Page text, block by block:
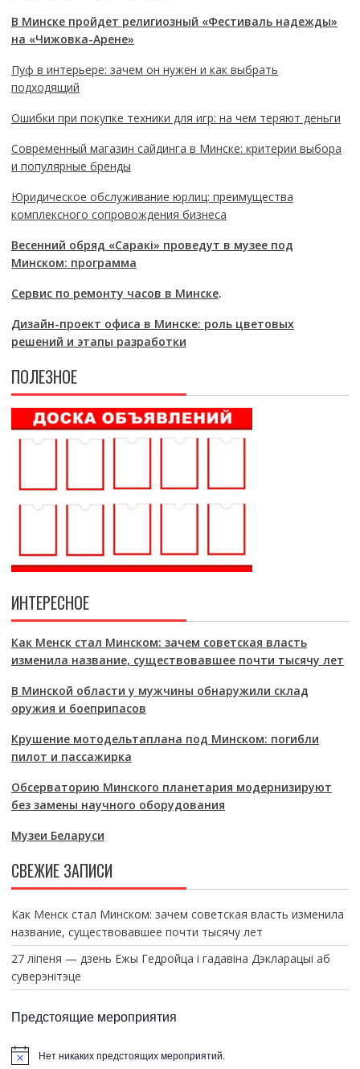
В Минске пройдет религиозный «Фестиваль надежды»
на «Чижовка-Арене»
Пуф в интерьере: зачем он нужен и как выбрать
подходящий
Ошибки при покупке техники для игр: на чем теряют деньги
Современный магазин сайдинга в Минске: критерии выбора
и популярные бренды
Юридическое обслуживание юрлиц: преимущества
комплексного сопровождения бизнеса
Весенний обряд «Саракі» проведут в музее под
Минском: программа
Сервис по ремонту часов в Минске.
Дизайн-проект офиса в Минске: роль цветовых
решений и этапы разработки
ПОЛЕЗНОЕ
ИНТЕРЕСНОЕ
Как Менск стал Минском: зачем советская власть
изменила название, существовавшее почти тысячу лет
В Минской области у мужчины обнаружили склад
оружия и боеприпасов
Крушение мотодельтаплана под Минском: погибли
пилот и пассажирка
Обсерваторию Минского планетария модернизируют
без замены научного оборудования
Музеи Беларуси
СВЕЖИЕ ЗАПИСИ
Как Менск стал Минском: зачем советская власть изменила
название, существовавшее почти тысячу лет
27 ліпеня — дзень Ежы Гедройца і гадавіна Дэкларацыі аб
суверэнітэце
Предстоящие мероприятия
Нет никаких предстоящих мероприятий.